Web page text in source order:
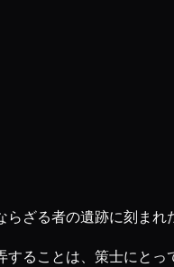
ざる者の遺跡に刻ま
ることは、策士にとっ